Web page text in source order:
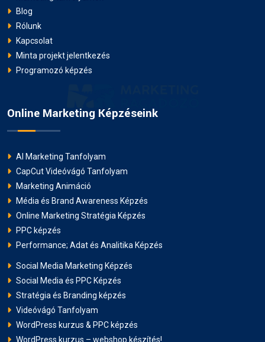
Blog
Rólunk
Kapcsolat
Minta projekt jelentkezés
Programozó képzés
Online Marketing Képzéseink
AI Marketing Tanfolyam
CapCut Videóvágó Tanfolyam
Marketing Animáció
Média és Brand Awareness Képzés
Online Marketing Stratégia Képzés
PPC képzés
Performance; Adat és Analitika Képzés
Social Media Marketing Képzés
Social Media és PPC Képzés
Stratégia és Branding képzés
Videóvágó Tanfolyam
WordPress kurzus & PPC képzés
WordPress kurzus – webshop készítés!